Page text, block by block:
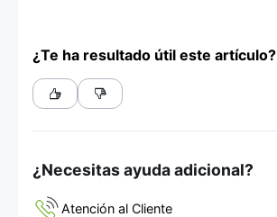
¿Te ha resultado útil este artículo?
¿Necesitas ayuda adicional?
Atención al Cliente